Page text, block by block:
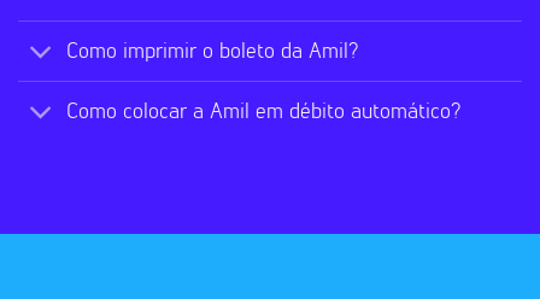
Como imprimir o boleto da Amil?
Como colocar a Amil em débito automático?